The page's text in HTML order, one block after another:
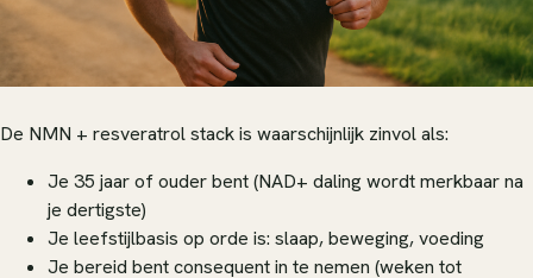
De NMN + resveratrol stack is waarschijnlijk zinvol als:
Je 35 jaar of ouder bent (NAD+ daling wordt merkbaar na
je dertigste)
Je leefstijlbasis op orde is: slaap, beweging, voeding
Je bereid bent consequent in te nemen (weken tot